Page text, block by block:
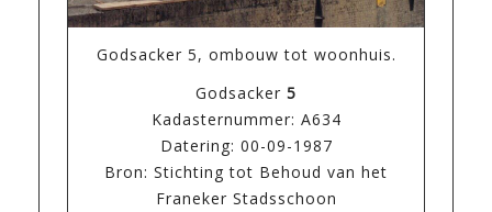
Godsacker 5, ombouw tot woonhuis.
Godsacker 5
Kadasternummer: A634
Datering: 00-09-1987
Bron: Stichting tot Behoud van het
Franeker Stadsschoon